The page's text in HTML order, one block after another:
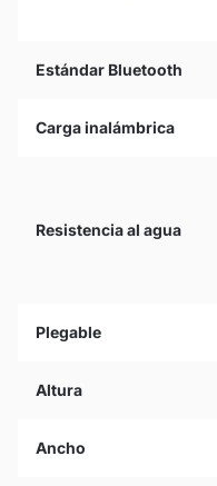
Estándar Bluetooth
Carga inalámbrica
Resistencia al agua
Plegable
Altura
Ancho